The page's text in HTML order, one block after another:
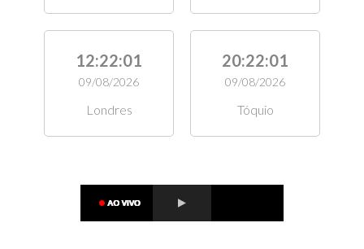
12:22:02
09/08/2026
Londres
20:22:02
09/08/2026
Tóquio